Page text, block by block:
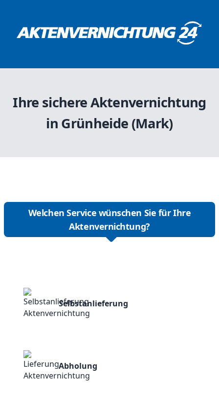
Ihre sichere Aktenvernichtung
in Grünheide (Mark)
Welchen Service wünschen Sie für Ihre
Aktenvernichtung?
Selbstanlieferung
Abholung